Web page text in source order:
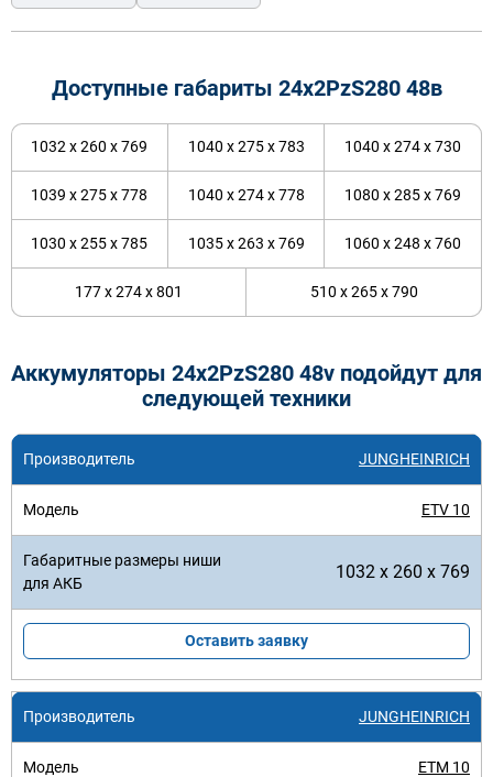
Доступные габариты 24х2PzS280 48в
1032 x 260 x 769 1040 x 275 x 783 1040 x 274 x 730
1039 x 275 x 778 1040 x 274 x 778 1080 x 285 x 769
1030 x 255 x 785 1035 x 263 x 769 1060 x 248 x 760
177 x 274 x 801 510 x 265 x 790
Аккумуляторы 24x2PzS280 48v подойдут для
следующей техники
JUNGHEINRICH
ETV 10
1032 x 260 x 769
Оставить заявку
JUNGHEINRICH
ETM 10